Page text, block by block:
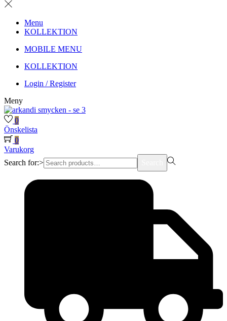
Menu
KOLLEKTION
MOBILE MENU
KOLLEKTION
Login / Register
Meny
0
Önskelista
0
Varukorg
Search for:>